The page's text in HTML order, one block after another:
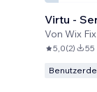
Virtu -
Von Wix Fix
5,0(2) 55